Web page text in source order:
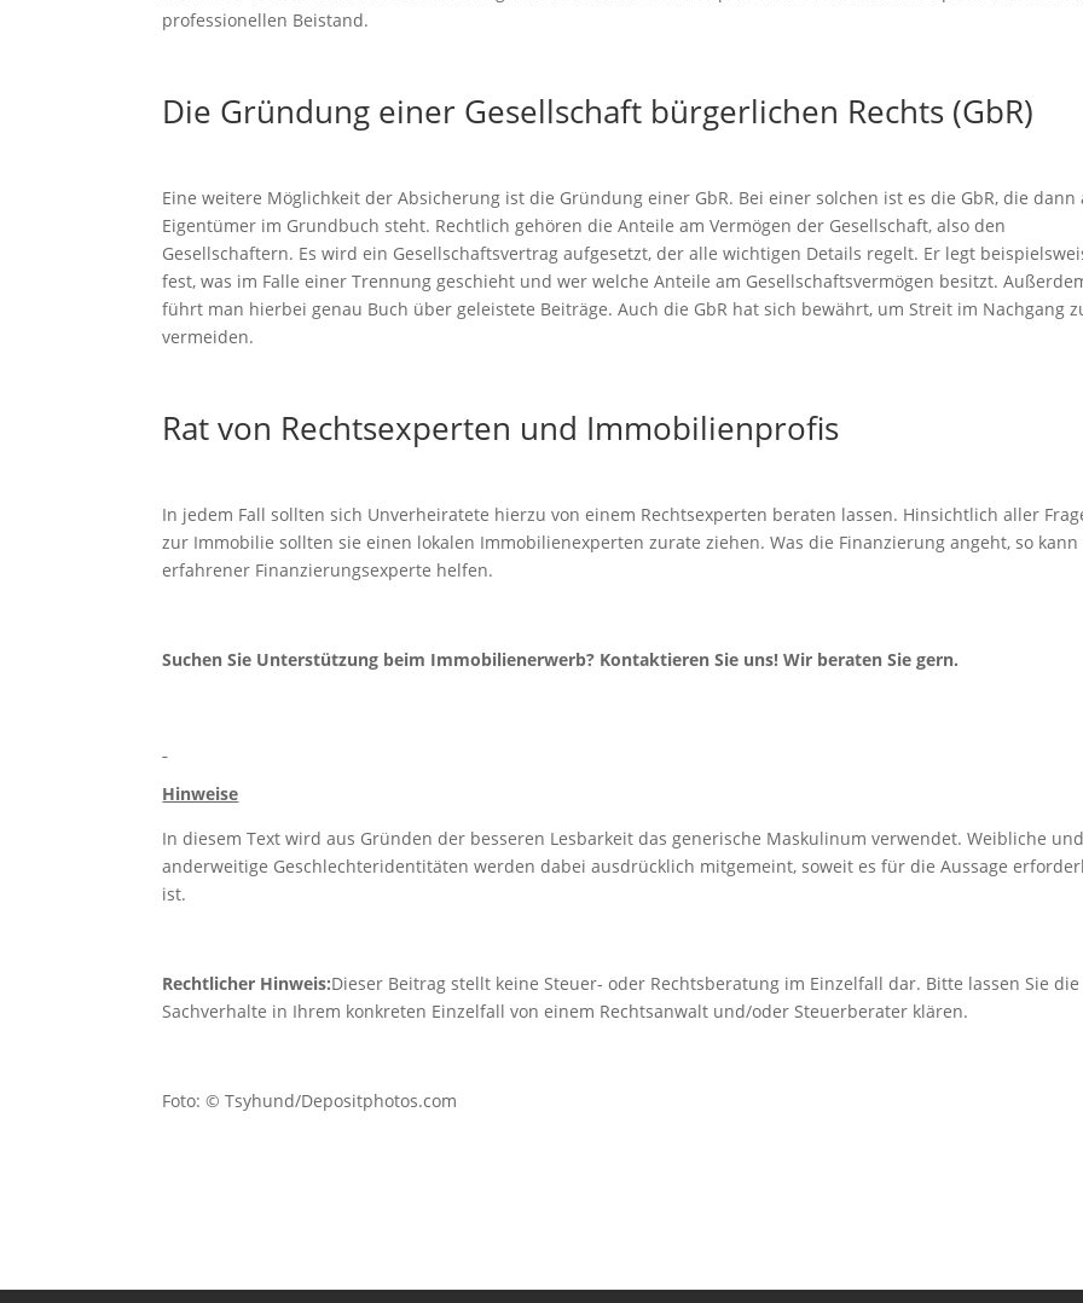
professionellen Beistand.
Die Gründung einer Gesellschaft bürgerlichen Rechts (GbR)
Eine weitere Möglichkeit der Absicherung ist die Gründung einer GbR. Bei einer solchen ist es die GbR, die dann
Eigentümer im Grundbuch steht. Rechtlich gehören die Anteile am Vermögen der Gesellschaft, also den
Gesellschaftern. Es wird ein Gesellschaftsvertrag aufgesetzt, der alle wichtigen Details regelt. Er legt
fest, was im Falle einer Trennung geschieht und wer welche Anteile am Gesellschaftsvermögen besitzt.
führt man hierbei genau Buch über geleistete Beiträge. Auch die GbR hat sich bewährt, um Streit im Nachgang
vermeiden.
Rat von Rechtsexperten und Immobilienprofis
In jedem Fall sollten sich Unverheiratete hierzu von einem Rechtsexperten beraten lassen. Hinsichtlich aller
zur Immobilie sollten sie einen lokalen Immobilienexperten zurate ziehen. Was die Finanzierung angeht, so kann
erfahrener Finanzierungsexperte helfen.
Suchen Sie Unterstützung beim Immobilienerwerb? Kontaktieren Sie uns! Wir beraten Sie gern.
Hinweise
In diesem Text wird aus Gründen der besseren Lesbarkeit das generische Maskulinum verwendet. Weibliche und
anderweitige Geschlechteridentitäten werden dabei ausdrücklich mitgemeint, soweit es für die Aussage
ist.
Rechtlicher Hinweis:Dieser Beitrag stellt keine Steuer- oder Rechtsberatung im Einzelfall dar. Bitte lassen Sie die
Sachverhalte in Ihrem konkreten Einzelfall von einem Rechtsanwalt und/oder Steuerberater klären.
Foto: © Tsyhund/Depositphotos.com